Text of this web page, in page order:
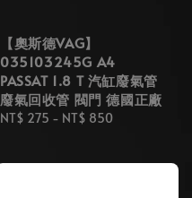
【奧斯德VAG】
035103245G A4
PASSAT 1.8 T 汽缸廢氣管
廢氣回收管 閥門 德國正廠
Regular
NT$ 275 - NT$ 850